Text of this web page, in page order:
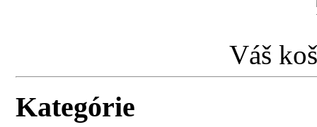
Váš
Kategórie